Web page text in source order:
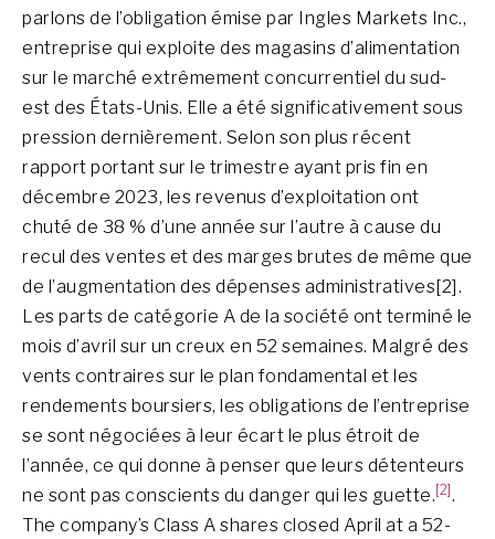
parlons de l’obligation émise par Ingles Markets Inc.,
entreprise qui exploite des magasins d’alimentation
sur le marché extrêmement concurrentiel du sud-
est des États-Unis. Elle a été significativement sous
pression dernièrement. Selon son plus récent
rapport portant sur le trimestre ayant pris fin en
décembre 2023, les revenus d’exploitation ont
chuté de 38 % d’une année sur l’autre à cause du
recul des ventes et des marges brutes de même que
de l’augmentation des dépenses administratives[2].
Les parts de catégorie A de la société ont terminé le
mois d’avril sur un creux en 52 semaines. Malgré des
vents contraires sur le plan fondamental et les
rendements boursiers, les obligations de l’entreprise
se sont négociées à leur écart le plus étroit de
l’année, ce qui donne à penser que leurs détenteurs
ne sont pas conscients du danger qui les guette. [2] .
The company’s Class A shares closed April at a 52-